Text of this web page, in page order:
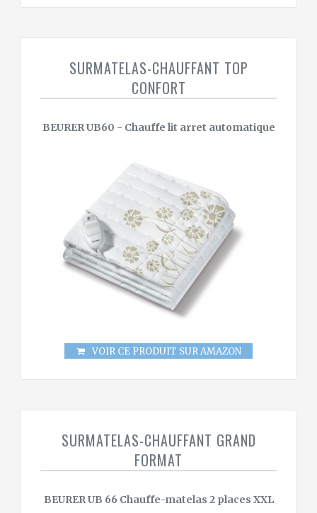
SURMATELAS-CHAUFFANT TOP
CONFORT
BEURER UB60 - Chauffe lit arret automatique
VOIR CE PRODUIT SUR AMAZON
SURMATELAS-CHAUFFANT GRAND
FORMAT
BEURER UB 66 Chauffe-matelas 2 places XXL